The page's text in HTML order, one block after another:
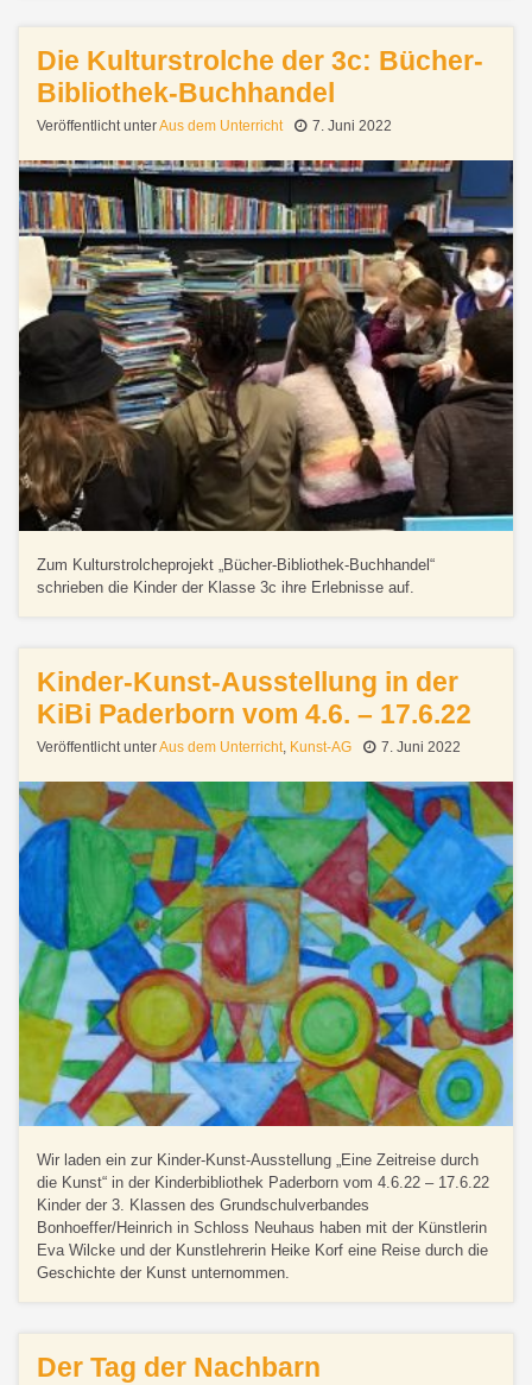
Die Kulturstrolche der 3c: Bücher-
Bibliothek-Buchhandel
Veröffentlicht unterAus dem Unterricht 7. Juni 2022
Zum Kulturstrolcheprojekt „Bücher-Bibliothek-Buchhandel“
schrieben die Kinder der Klasse 3c ihre Erlebnisse auf.
Kinder-Kunst-Ausstellung in der
KiBi Paderborn vom 4.6. – 17.6.22
Veröffentlicht unterAus dem Unterricht, Kunst-AG 7. Juni 2022
Wir laden ein zur Kinder-Kunst-Ausstellung „Eine Zeitreise durch
die Kunst“ in der Kinderbibliothek Paderborn vom 4.6.22 – 17.6.22
Kinder der 3. Klassen des Grundschulverbandes
Bonhoeffer/Heinrich in Schloss Neuhaus haben mit der Künstlerin
Eva Wilcke und der Kunstlehrerin Heike Korf eine Reise durch die
Geschichte der Kunst unternommen.
Der Tag der Nachbarn